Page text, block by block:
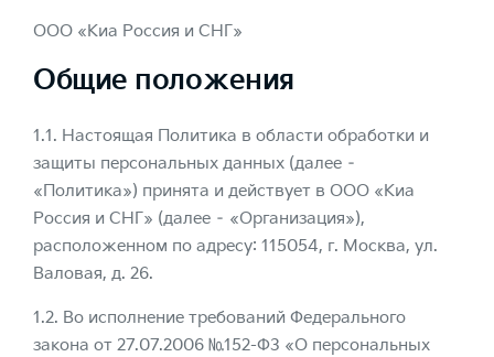
ООО «Киа Россия и СНГ»
Общие положения
1.1. Настоящая Политика в области обработки и
защиты персональных данных (далее –
«Политика») принята и действует в ООО «Киа
Россия и СНГ» (далее – «Организация»),
расположенном по адресу: 115054, г. Москва, ул.
Валовая, д. 26.
1.2. Во исполнение требований Федерального
закона от 27.07.2006 №152-ФЗ «О персональных